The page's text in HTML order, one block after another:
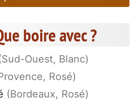
boire avec ?
Ouest, Blanc)
Rosé)
(Bordeaux, Rosé)